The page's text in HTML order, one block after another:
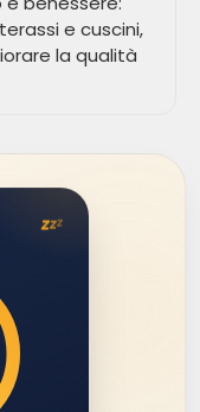
e cuscini,
la qualità
zzz